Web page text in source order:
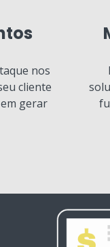
nos
cliente
gerar